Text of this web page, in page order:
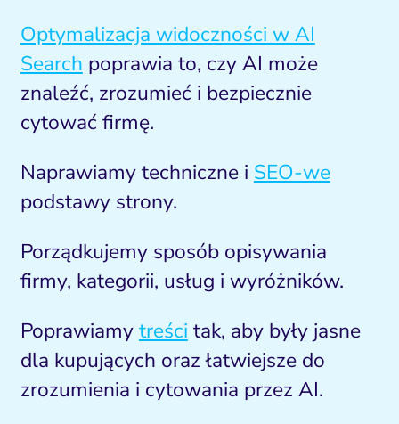
Optymalizacja widoczności w AI
Search poprawia to, czy AI może
znaleźć, zrozumieć i bezpiecznie
cytować firmę.
Naprawiamy techniczne i SEO-we
podstawy strony.
Porządkujemy sposób opisywania
firmy, kategorii, usług i wyróżników.
Poprawiamytreści tak, aby były jasne
dla kupujących oraz łatwiejsze do
zrozumienia i cytowania przez AI.